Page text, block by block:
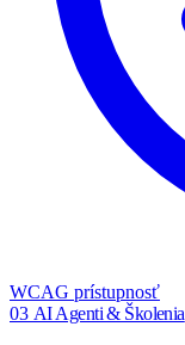
WCAG prístupnosť
03 AI Agenti & Školenia